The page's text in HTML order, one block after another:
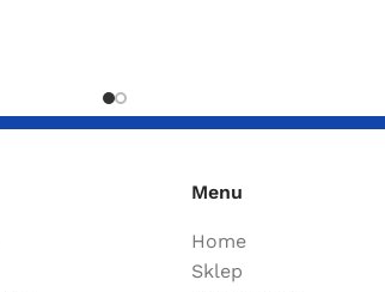
Menu
Home
Sklep